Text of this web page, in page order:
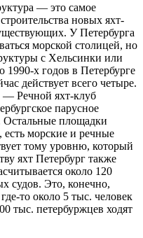
— это самое
новых яхт-
У Петербурга
морской столицей, но
с Хельсинки или
х годов в Петербурге
действует всего четыре.
— Речной яхт-клуб
парусное
площадки
морские и речные
тому уровню, который
яхт Петербург также
около 120
судов. Это, конечно,
то около 5 тыс. человек
тыс. петербуржцев ходят